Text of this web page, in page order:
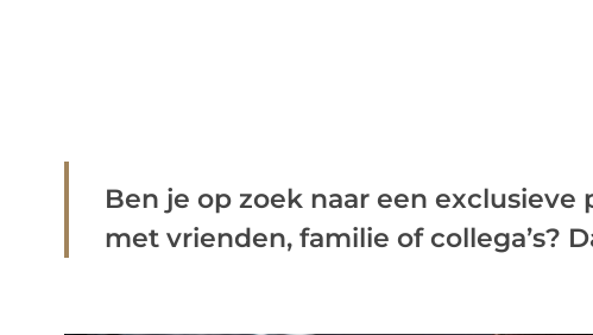
Ben je op zoek naar een
met vrienden, familie of collega’s?